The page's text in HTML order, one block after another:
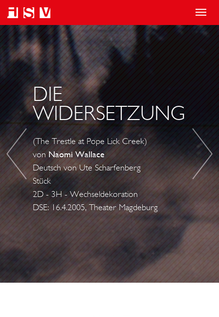
T
o
i
g
o
S
L
A
U
T
E
R
C
I
T
Y
D
I
C
K
W
E
C
H
E
DIE
WIDERSETZUNG
(The Trestle at Pope Lick Creek)
vonNaomi Wallace
Deutsch von Ute Scharfenberg
Stück
2D - 3H - Wechseldekoration
DSE: 16.4.2005, Theater Magdeburg